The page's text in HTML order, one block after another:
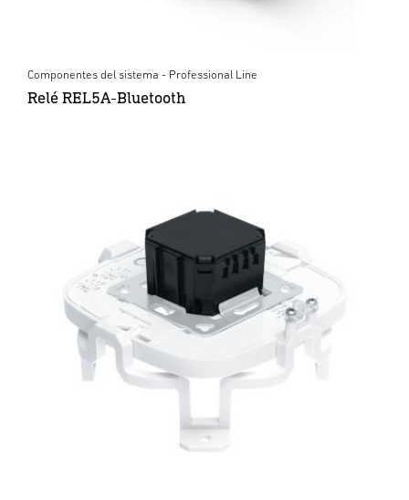
Componentes del sistema - Professional Line
Relé REL5A-Bluetooth